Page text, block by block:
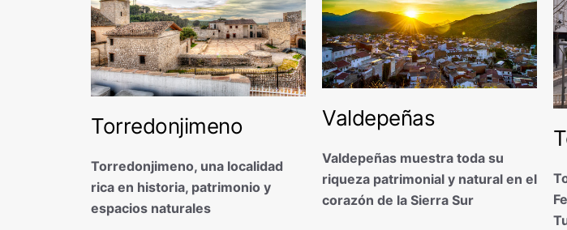
Torredonjimeno
Torredonjimeno, una localidad
rica en historia, patrimonio y
espacios naturales
Valdepeñas
Valdepeñas muestra toda su
riqueza patrimonial y natural en el
corazón de la Sierra Sur